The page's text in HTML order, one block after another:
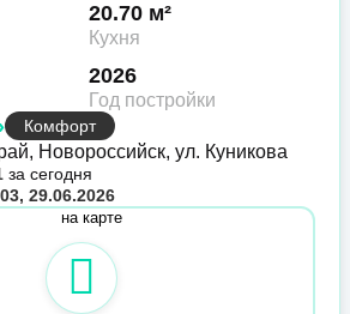
20.70 м²
Кухня
2026
Год постройки
Комфорт
Новороссийск, ул. Куникова
за сегодня
29.06.2026